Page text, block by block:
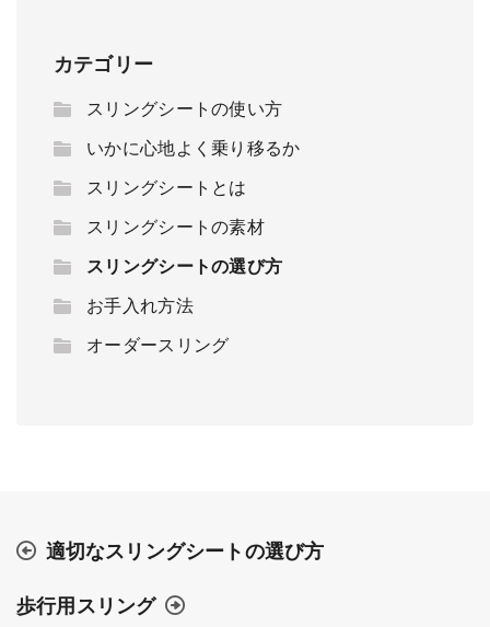
カテゴリー
スリングシートの使い方
いかに心地よく乗り移るか
スリングシートとは
スリングシートの素材
スリングシートの選び方
お手入れ方法
オーダースリング
適切なスリングシートの選び方
歩行用スリング